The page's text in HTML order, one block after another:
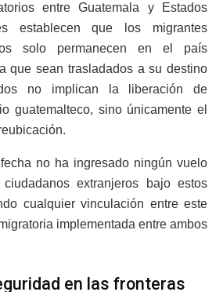
entre Guatemala y Estados
establecen que los migrantes
solo permanecen en el país
que sean trasladados a su destino
no implican la liberación de
guatemalteco, sino únicamente el
no ha ingresado ningún vuelo
extranjeros bajo estos
cualquier vinculación entre este
implementada entre ambos
en las fronteras